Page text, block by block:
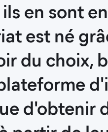
en sont
est né
du choix,
d'obtenir